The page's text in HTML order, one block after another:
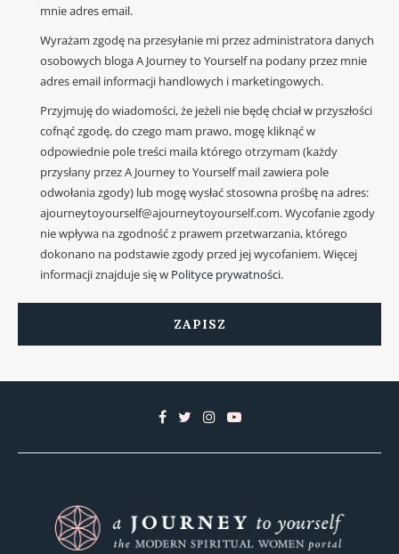
mnie adres email.
Wyrażam zgodę na przesyłanie mi przez administratora danych
osobowych bloga A Journey to Yourself na podany przez mnie
adres email informacji handlowych i marketingowych.
Przyjmuję do wiadomości, że jeżeli nie będę chciał w przyszłości
cofnąć zgodę, do czego mam prawo, mogę kliknąć w
odpowiednie pole treści maila którego otrzymam (każdy
przysłany przez A Journey to Yourself mail zawiera pole
odwołania zgody) lub mogę wysłać stosowna prośbę na adres:
ajourneytoyourself@ajourneytoyourself.com. Wycofanie zgody
nie wpływa na zgodność z prawem przetwarzania, którego
dokonano na podstawie zgody przed jej wycofaniem. Więcej
informacji znajduje się w Polityce prywatności.